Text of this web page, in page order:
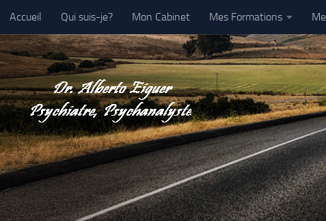
Au dessous du contenu
Accueil Qui suis-je? Mon Cabinet Mes Formations
Galerie-Photo Contacts Mes Interviews